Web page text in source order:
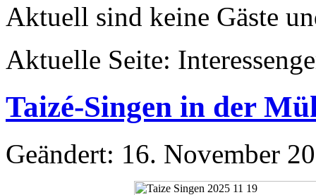
Aktuell sind keine Gäste
Aktuelle Seite:
Taizé-Singen in der
Geändert: 16. November